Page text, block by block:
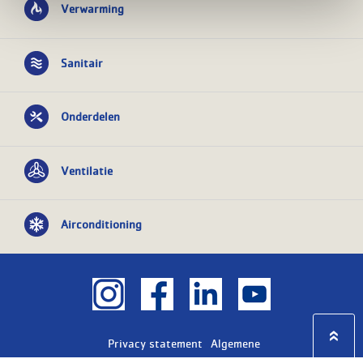
Verwarming
Sanitair
Onderdelen
Ventilatie
Airconditioning
Privacy statement
Algemene